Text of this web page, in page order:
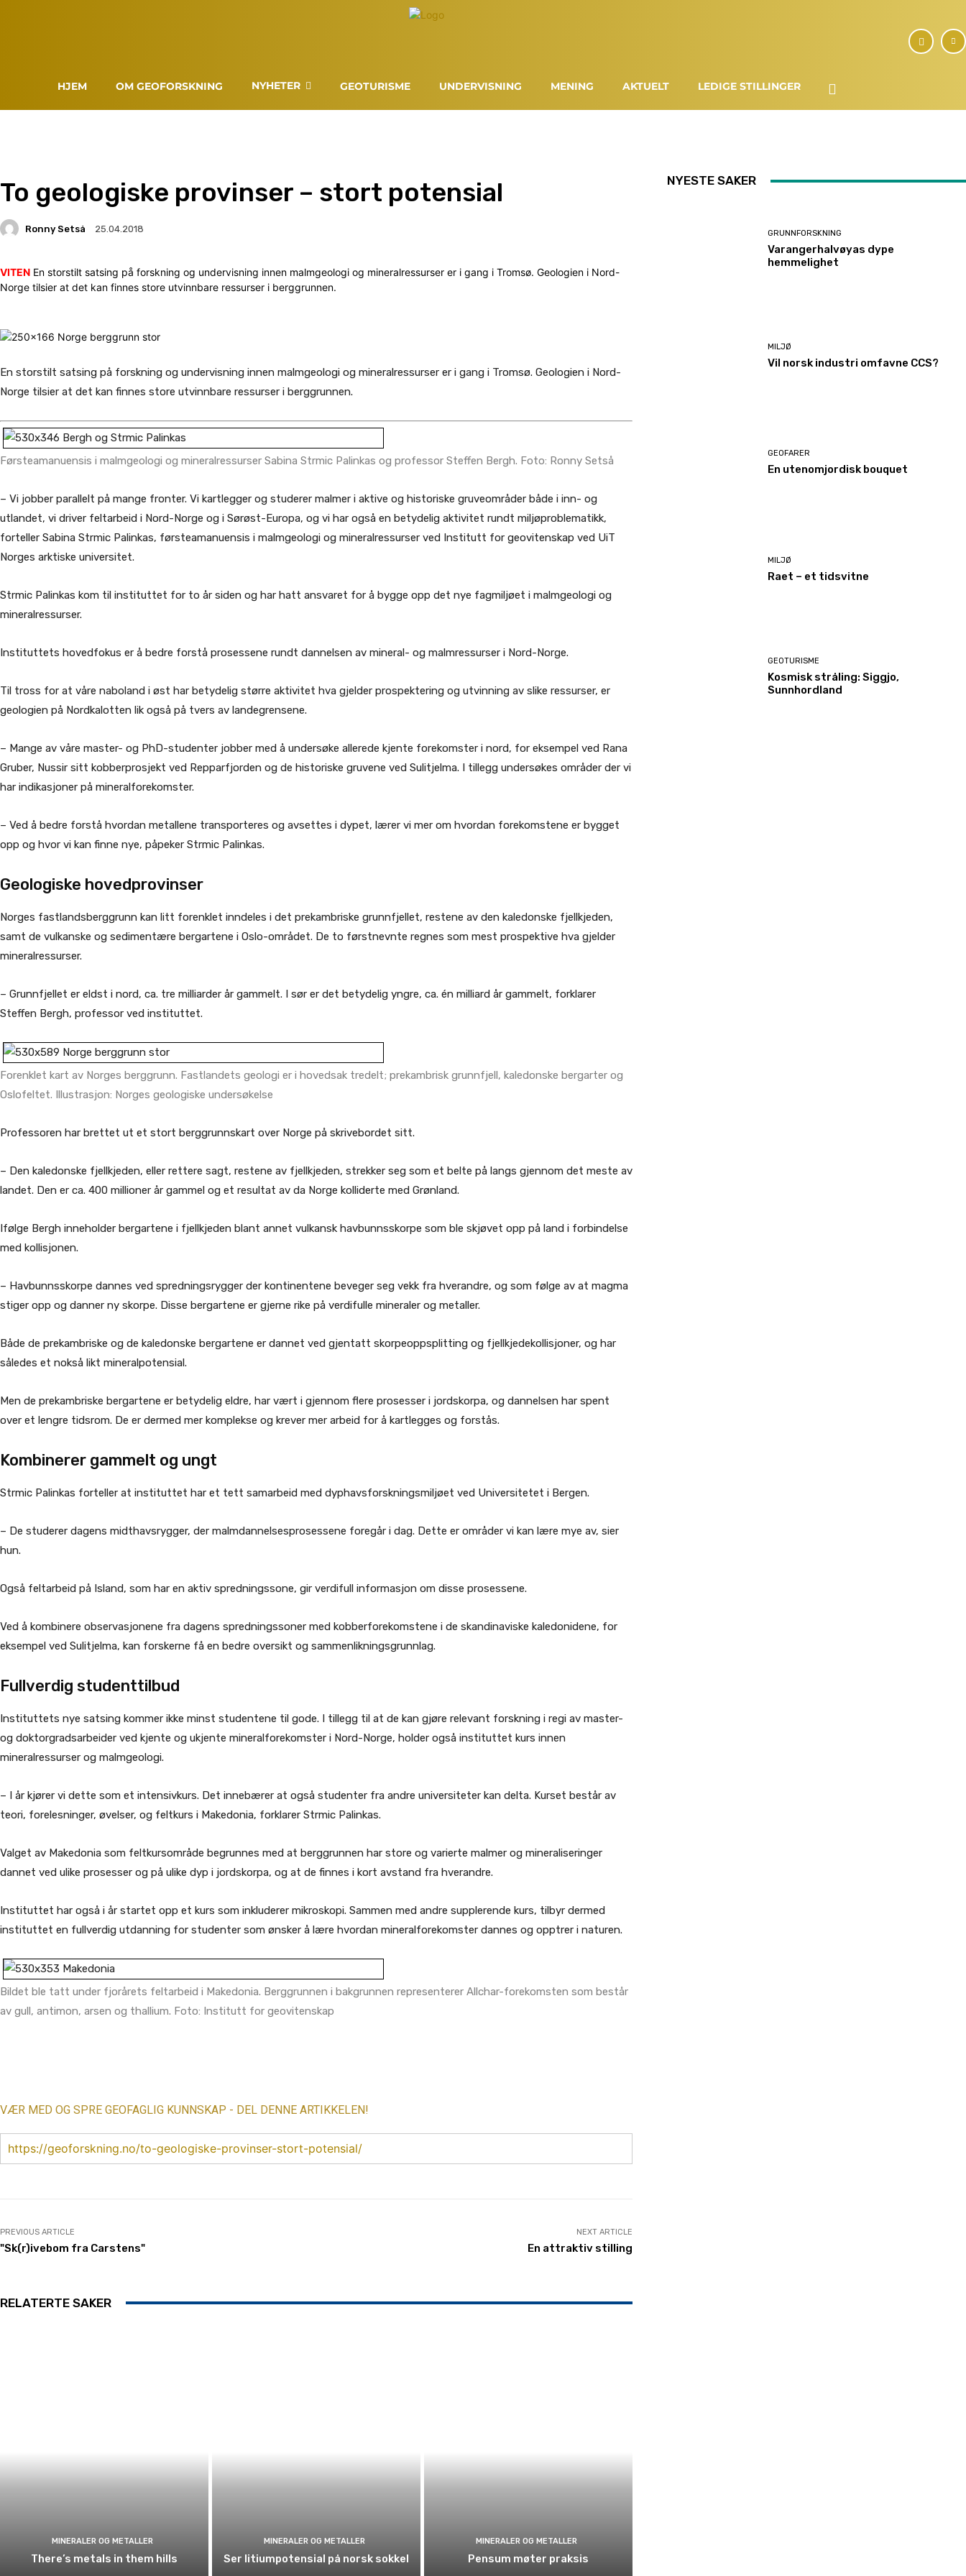
HJEM OM GEOFORSKNING NYHETER GEOTURISME UNDERVISNING MENING AKTUELT LEDIGE STILLINGER
To geologiske provinser – stort potensial
Ronny Setså 25.04.2018
VITEN En storstilt satsing på forskning og undervisning innen malmgeologi og mineralressurser er i gang i Tromsø. Geologien i Nord-
Norge tilsier at det kan finnes store utvinnbare ressurser i berggrunnen.
En storstilt satsing på forskning og undervisning innen malmgeologi og mineralressurser er i gang i Tromsø. Geologien i Nord-
Norge tilsier at det kan finnes store utvinnbare ressurser i berggrunnen.
Førsteamanuensis i malmgeologi og mineralressurser Sabina Strmic Palinkas og professor Steffen Bergh. Foto: Ronny Setså
– Vi jobber parallelt på mange fronter. Vi kartlegger og studerer malmer i aktive og historiske gruveområder både i inn- og
utlandet, vi driver feltarbeid i Nord-Norge og i Sørøst-Europa, og vi har også en betydelig aktivitet rundt miljøproblematikk,
forteller Sabina Strmic Palinkas, førsteamanuensis i malmgeologi og mineralressurser ved Institutt for geovitenskap ved UiT
Norges arktiske universitet.
Strmic Palinkas kom til instituttet for to år siden og har hatt ansvaret for å bygge opp det nye fagmiljøet i malmgeologi og
mineralressurser.
Instituttets hovedfokus er å bedre forstå prosessene rundt dannelsen av mineral- og malmressurser i Nord-Norge.
Til tross for at våre naboland i øst har betydelig større aktivitet hva gjelder prospektering og utvinning av slike ressurser, er
geologien på Nordkalotten lik også på tvers av landegrensene.
– Mange av våre master- og PhD-studenter jobber med å undersøke allerede kjente forekomster i nord, for eksempel ved Rana
Gruber, Nussir sitt kobberprosjekt ved Repparfjorden og de historiske gruvene ved Sulitjelma. I tillegg undersøkes områder der vi
har indikasjoner på mineralforekomster.
– Ved å bedre forstå hvordan metallene transporteres og avsettes i dypet, lærer vi mer om hvordan forekomstene er bygget
opp og hvor vi kan finne nye, påpeker Strmic Palinkas.
Geologiske hovedprovinser
Norges fastlandsberggrunn kan litt forenklet inndeles i det prekambriske grunnfjellet, restene av den kaledonske fjellkjeden,
samt de vulkanske og sedimentære bergartene i Oslo-området. De to førstnevnte regnes som mest prospektive hva gjelder
mineralressurser.
– Grunnfjellet er eldst i nord, ca. tre milliarder år gammelt. I sør er det betydelig yngre, ca. én milliard år gammelt, forklarer
Steffen Bergh, professor ved instituttet.
Forenklet kart av Norges berggrunn. Fastlandets geologi er i hovedsak tredelt; prekambrisk grunnfjell, kaledonske bergarter og
Oslofeltet. Illustrasjon: Norges geologiske undersøkelse
Professoren har brettet ut et stort berggrunnskart over Norge på skrivebordet sitt.
– Den kaledonske fjellkjeden, eller rettere sagt, restene av fjellkjeden, strekker seg som et belte på langs gjennom det meste av
landet. Den er ca. 400 millioner år gammel og et resultat av da Norge kolliderte med Grønland.
Ifølge Bergh inneholder bergartene i fjellkjeden blant annet vulkansk havbunnsskorpe som ble skjøvet opp på land i forbindelse
med kollisjonen.
– Havbunnsskorpe dannes ved spredningsrygger der kontinentene beveger seg vekk fra hverandre, og som følge av at magma
stiger opp og danner ny skorpe. Disse bergartene er gjerne rike på verdifulle mineraler og metaller.
Både de prekambriske og de kaledonske bergartene er dannet ved gjentatt skorpeoppsplitting og fjellkjedekollisjoner, og har
således et nokså likt mineralpotensial.
Men de prekambriske bergartene er betydelig eldre, har vært i gjennom flere prosesser i jordskorpa, og dannelsen har spent
over et lengre tidsrom. De er dermed mer komplekse og krever mer arbeid for å kartlegges og forstås.
Kombinerer gammelt og ungt
Strmic Palinkas forteller at instituttet har et tett samarbeid med dyphavsforskningsmiljøet ved Universitetet i Bergen.
– De studerer dagens midthavsrygger, der malmdannelsesprosessene foregår i dag. Dette er områder vi kan lære mye av, sier
hun.
Også feltarbeid på Island, som har en aktiv spredningssone, gir verdifull informasjon om disse prosessene.
Ved å kombinere observasjonene fra dagens spredningssoner med kobberforekomstene i de skandinaviske kaledonidene, for
eksempel ved Sulitjelma, kan forskerne få en bedre oversikt og sammenlikningsgrunnlag.
Fullverdig studenttilbud
Instituttets nye satsing kommer ikke minst studentene til gode. I tillegg til at de kan gjøre relevant forskning i regi av master-
og doktorgradsarbeider ved kjente og ukjente mineralforekomster i Nord-Norge, holder også instituttet kurs innen
mineralressurser og malmgeologi.
– I år kjører vi dette som et intensivkurs. Det innebærer at også studenter fra andre universiteter kan delta. Kurset består av
teori, forelesninger, øvelser, og feltkurs i Makedonia, forklarer Strmic Palinkas.
Valget av Makedonia som feltkursområde begrunnes med at berggrunnen har store og varierte malmer og mineraliseringer
dannet ved ulike prosesser og på ulike dyp i jordskorpa, og at de finnes i kort avstand fra hverandre.
Instituttet har også i år startet opp et kurs som inkluderer mikroskopi. Sammen med andre supplerende kurs, tilbyr dermed
instituttet en fullverdig utdanning for studenter som ønsker å lære hvordan mineralforekomster dannes og opptrer i naturen.
Bildet ble tatt under fjorårets feltarbeid i Makedonia. Berggrunnen i bakgrunnen representerer Allchar-forekomsten som består
av gull, antimon, arsen og thallium. Foto: Institutt for geovitenskap
VÆR MED OG SPRE GEOFAGLIG KUNNSKAP - DEL DENNE ARTIKKELEN!
https://geoforskning.no/to-geologiske-provinser-stort-potensial/
PREVIOUS ARTICLE
"Sk(r)ivebom fra Carstens"
NEXT ARTICLE
En attraktiv stilling
RELATERTE SAKER
MINERALER OG METALLER
There’s metals in them hills
MINERALER OG METALLER
Ser litiumpotensial på norsk sokkel
MINERALER OG METALLER
Pensum møter praksis
NYESTE SAKER
GRUNNFORSKNING
Varangerhalvøyas dype
hemmelighet
MILJØ
Vil norsk industri omfavne CCS?
GEOFARER
En utenomjordisk bouquet
MILJØ
Raet – et tidsvitne
GEOTURISME
Kosmisk stråling: Siggjo,
Sunnhordland